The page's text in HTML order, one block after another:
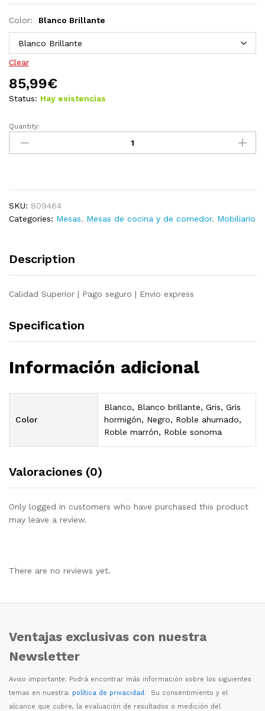
Color: Blanco Brillante
Clear
85,99€
Status: Hay existencias
Mesa
alta
cocina
blanco
102x50x103,5
Quantity:
SKU: 809464
Categories: Mesas, Mesas de cocina y de comedor, Mobiliario
Description
Calidad Superior | Pago seguro | Envio express
Specification
Información adicional
Color
Blanco, Blanco brillante, Gris, Gris
hormigón, Negro, Roble ahumado,
Roble marrón, Roble sonoma
Valoraciones (0)
Only logged in customers who have purchased this product
may leave a review.
There are no reviews yet.
Ventajas exclusivas con nuestra
Newsletter
Aviso importante: Podrá encontrar más información sobre los siguientes
temas en nuestra: política de privacidad. Su consentimiento y el
alcance que cubre, la evaluación de resultados o medición del